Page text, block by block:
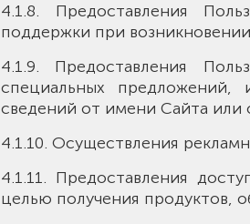
4.1.8. Предоставления
поддержки при
4.1.9. Предоставления
специальных
сведений от имени Сайта или
4.1.10. Осуществления
4.1.11. Предоставления
целью получения продуктов,